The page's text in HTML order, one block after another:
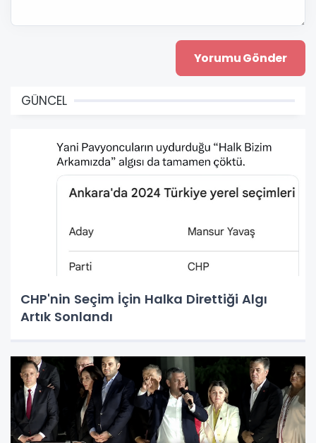
GÜNCEL
CHP'nin Seçim İçin Halka Direttiği Algı
Artık Sonlandı